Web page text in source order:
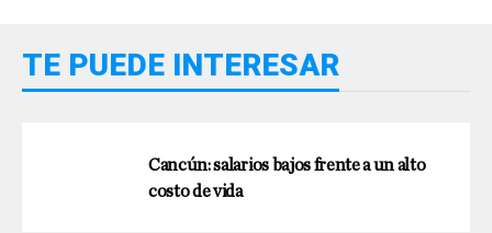
TE PUEDE INTERESAR
Cancún: salarios bajos frente a un alto
costo de vida